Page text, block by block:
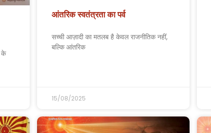
के
आंतरिक स्वतंत्रता का पर्व
सच्ची आज़ादी का मतलब है केवल राजनीतिक नहीं,
बल्कि आंतरिक
15/08/2025